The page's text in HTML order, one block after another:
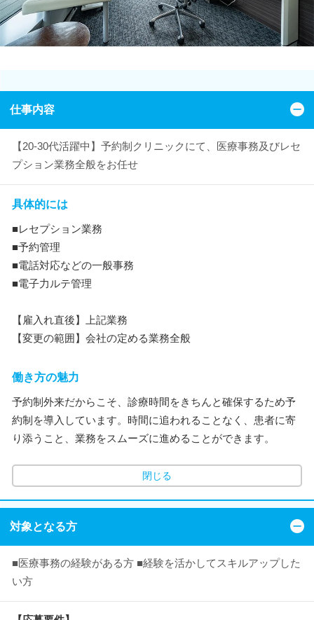
仕事内容
【20-30代活躍中】予約制クリニックにて、医療事務及びレセ
プション業務全般をお任せ
具体的には
■レセプション業務
■予約管理
■電話対応などの一般事務
■電子力ルテ管理
【雇入れ直後】上記業務
【変更の範囲】会社の定める業務全般
働き方の魅力
予約制外来だからこそ、診療時間をきちんと確保するため予
約制を導入しています。時間に追われることなく、患者に寄
り添うこと、業務をスムーズに進めることができます。
閉じる
対象となる方
■医療事務の経験がある方 ■経験を活かしてスキルアップした
い方